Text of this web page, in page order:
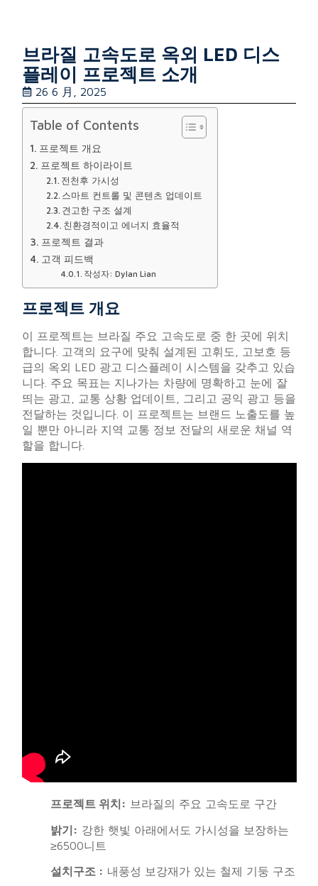
브라질 고속도로 옥외 LED 디스
플레이 프로젝트 소개
26 6 月, 2025
Table of Contents
프로젝트 개요
프로젝트 하이라이트
전천후 가시성
스마트 컨트롤 및 콘텐츠 업데이트
견고한 구조 설계
친환경적이고 에너지 효율적
프로젝트 결과
고객 피드백
작성자: Dylan Lian
프로젝트 개요
이 프로젝트는 브라질 주요 고속도로 중 한 곳에 위치
합니다. 고객의 요구에 맞춰 설계된 고휘도, 고보호 등
급의 옥외 LED 광고 디스플레이 시스템을 갖추고 있습
니다. 주요 목표는 지나가는 차량에 명확하고 눈에 잘
띄는 광고, 교통 상황 업데이트, 그리고 공익 광고 등을
전달하는 것입니다. 이 프로젝트는 브랜드 노출도를 높
일 뿐만 아니라 지역 교통 정보 전달의 새로운 채널 역
할을 합니다.
프로젝트 위치: 브라질의 주요 고속도로 구간
밝기: 강한 햇빛 아래에서도 가시성을 보장하는
≥6500니트
설치구조 : 내풍성 보강재가 있는 철제 기둥 구조